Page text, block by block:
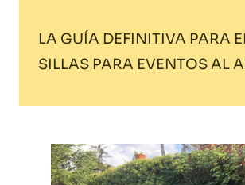
LA GUÍA DEFINITIVA PARA
SILLAS PARA EVENTOS AL